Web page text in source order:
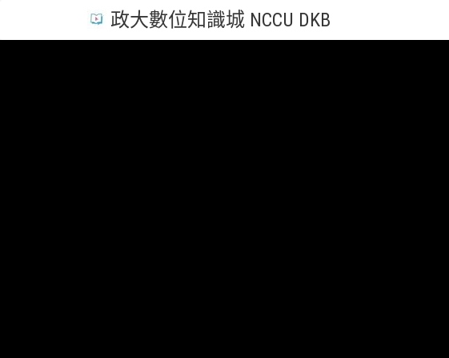
政大數位知識城 NCCU DKB